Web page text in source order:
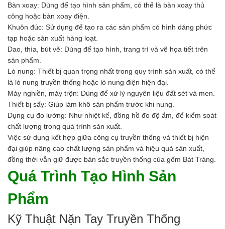
Bàn xoay: Dùng để tạo hình sản phẩm, có thể là bàn xoay thủ
công hoặc bàn xoay điện.
Khuôn đúc: Sử dụng để tạo ra các sản phẩm có hình dáng phức
tạp hoặc sản xuất hàng loạt.
Dao, thìa, bút vẽ: Dùng để tạo hình, trang trí và vẽ họa tiết trên
sản phẩm.
Lò nung: Thiết bị quan trọng nhất trong quy trình sản xuất, có thể
là lò nung truyền thống hoặc lò nung điện hiện đại.
Máy nghiền, máy trộn: Dùng để xử lý nguyên liệu đất sét và men.
Thiết bị sấy: Giúp làm khô sản phẩm trước khi nung.
Dụng cụ đo lường: Như nhiệt kế, đồng hồ đo độ ẩm, để kiểm soát
chất lượng trong quá trình sản xuất.
Việc sử dụng kết hợp giữa công cụ truyền thống và thiết bị hiện
đại giúp nâng cao chất lượng sản phẩm và hiệu quả sản xuất,
đồng thời vẫn giữ được bản sắc truyền thống của gốm Bát Tràng.
Quá Trình Tạo Hình Sản
Phẩm
Kỹ Thuật Nặn Tay Truyền Thống